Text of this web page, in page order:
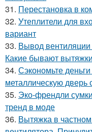
31. Перестановка в
32. Утеплители для
вариант
33. Вывод вентиляции
Какие бывают вытяжки
34. Сэкономьте
металлическую дверь
35. Эко-френдли
тренд в моде
36. Вытяжка в